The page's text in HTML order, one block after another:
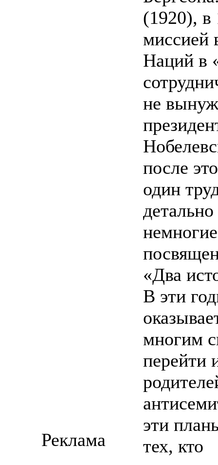
(1920), в
миссией
Наций в
не
после
один
«Два
В эти
многим
перейти
эти
тех, кто
Реклама